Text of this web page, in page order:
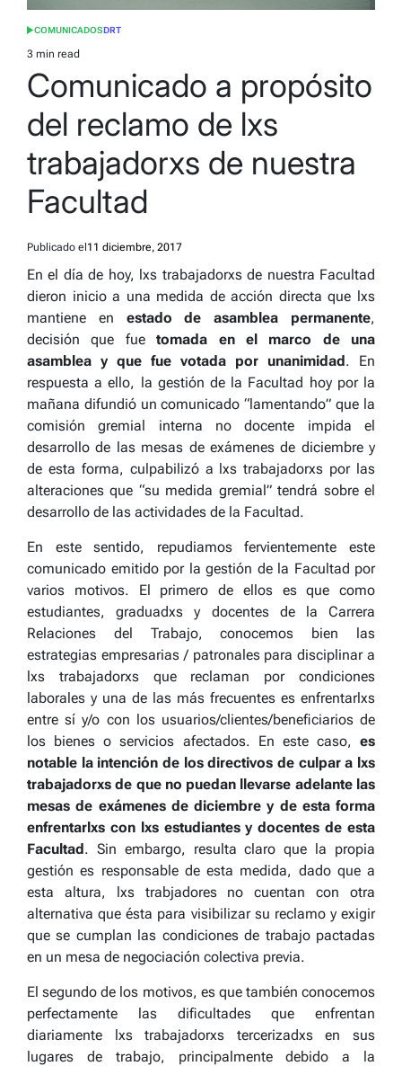
POSTED
IN
COMUNICADOSDRT
Estimated
read
time
3 min read
Comunicado a propósito
del reclamo de lxs
trabajadorxs de nuestra
Facultad
Publicado el 11 diciembre, 2017
En el día de hoy, lxs trabajadorxs de nuestra Facultad
dieron inicio a una medida de acción directa que lxs
mantiene en estado de asamblea permanente,
decisión que fuetomada en el marco de una
asamblea y que fue votada por unanimidad. En
respuesta a ello, la gestión de la Facultad hoy por la
mañana difundió un comunicado “lamentando” que la
comisión gremial interna no docente impida el
desarrollo de las mesas de exámenes de diciembre y
de esta forma, culpabilizó a lxs trabajadorxs por las
alteraciones que “su medida gremial” tendrá sobre el
desarrollo de las actividades de la Facultad.
En este sentido, repudiamos fervientemente este
comunicado emitido por la gestión de la Facultad por
varios motivos. El primero de ellos es que como
estudiantes, graduadxs y docentes de la Carrera
Relaciones del Trabajo, conocemos bien las
estrategias empresarias / patronales para disciplinar a
lxs trabajadorxs que reclaman por condiciones
laborales y una de las más frecuentes es enfrentarlxs
entre sí y/o con los usuarios/clientes/beneficiarios de
los bienes o servicios afectados. En este caso, es
notable la intención de los directivos de culpar a lxs
trabajadorxs de que no puedan llevarse adelante las
mesas de exámenes de diciembre y de esta forma
enfrentarlxs con lxs estudiantes y docentes de esta
Facultad. Sin embargo, resulta claro que la propia
gestión es responsable de esta medida, dado que a
esta altura, lxs trabjadores no cuentan con otra
alternativa que ésta para visibilizar su reclamo y exigir
que se cumplan las condiciones de trabajo pactadas
en un mesa de negociación colectiva previa.
El segundo de los motivos, es que también conocemos
perfectamente las dificultades que enfrentan
diariamente lxs trabajadorxs tercerizadxs en sus
lugares de trabajo, principalmente debido a la